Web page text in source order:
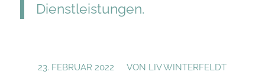
Dienstleistungen.
23. FEBRUAR 2022
/ VON LIV WINTERFELDT